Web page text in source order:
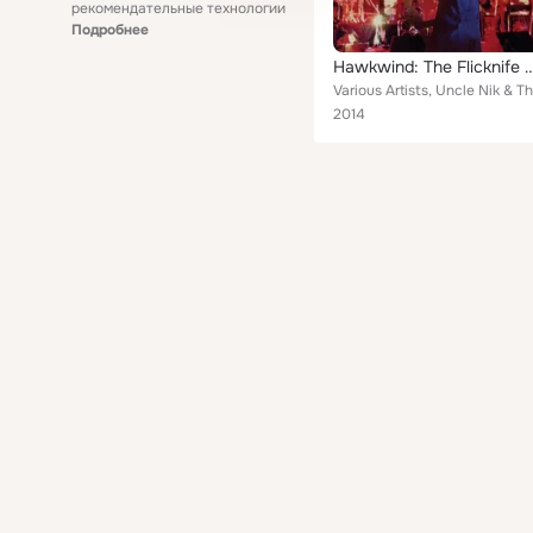
рекомендательные технологии
Подробнее
Hawkwind: The
2014